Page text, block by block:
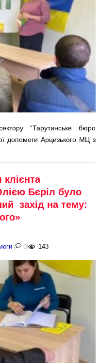
“Тарутинське бюро
допомоги Арцизького МЦ з
Бєріл було
захід на тему:
| 0| 143